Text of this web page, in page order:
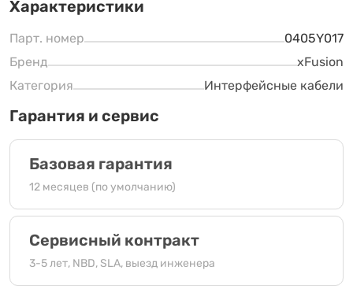
Характеристики
Парт. номер
0405Y017
Бренд
xFusion
Категория
Интерфейсные кабели
Гарантия и сервис
Базовая гарантия
12 месяцев (по умолчанию)
Сервисный контракт
3-5 лет, NBD, SLA, выезд инженера